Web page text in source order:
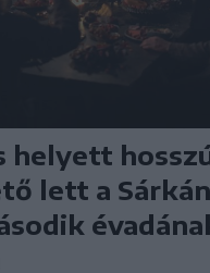
helyett
lett a